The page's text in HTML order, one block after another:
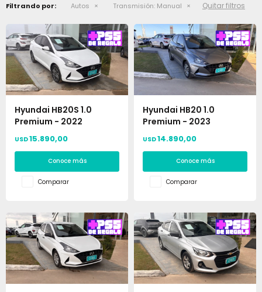
Filtrando por: Autos Transmisión: Manual Quitar filtros
Hyundai HB20S 1.0
Premium - 2022
USD15.890,00
Conoce más
Comparar
Hyundai HB20 1.0
Premium - 2023
USD14.890,00
Conoce más
Comparar